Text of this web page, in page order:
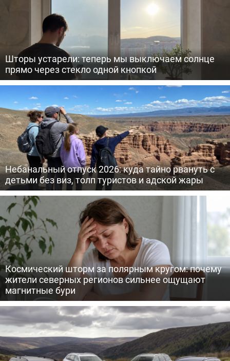
Шторы устарели: теперь мы выключаем солнце
прямо через стекло одной кнопкой
Небанальный отпуск 2026: куда тайно рвануть с
детьми без виз, толп туристов и адской жары
Космический шторм за полярным кругом: почему
жители северных регионов сильнее ощущают
магнитные бури